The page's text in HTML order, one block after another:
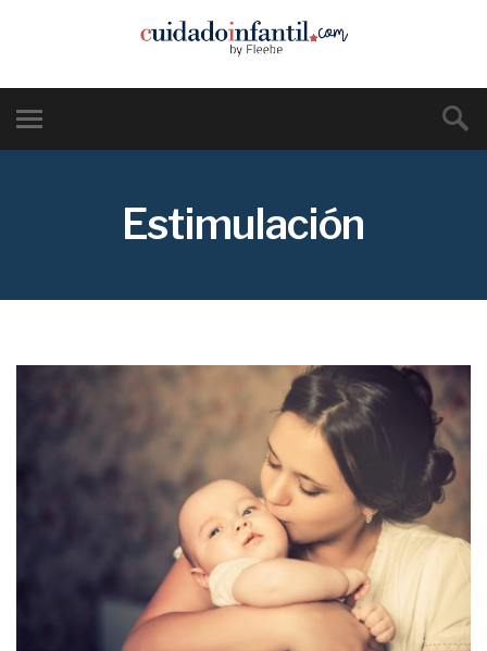
Estimulación